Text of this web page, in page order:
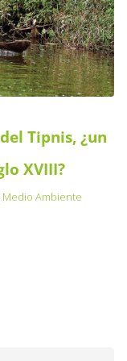
Tipnis, ¿un
XVIII?
Medio Ambiente